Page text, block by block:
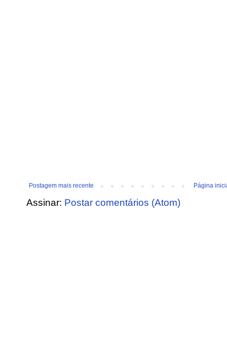
Postagem mais recente Página
Assinar: Postar comentários (Atom)